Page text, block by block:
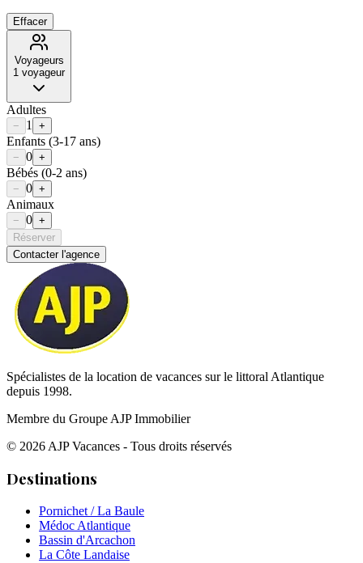
Effacer
Voyageurs
1 voyageur
Adultes
− 1 +
Enfants (3-17 ans)
− 0 +
Bébés (0-2 ans)
− 0 +
Animaux
− 0 +
Réserver
Contacter l'agence
Spécialistes de la location de vacances sur le littoral Atlantique
depuis 1998.
Membre du Groupe AJP Immobilier
© 2026 AJP Vacances - Tous droits réservés
Destinations
Pornichet / La Baule
Médoc Atlantique
Bassin d'Arcachon
La Côte Landaise